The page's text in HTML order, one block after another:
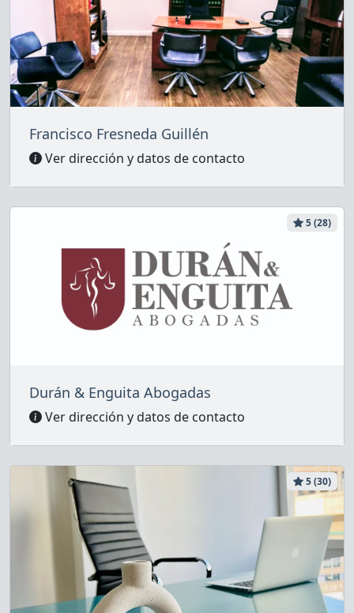
Francisco Fresneda Guillén
Ver dirección y datos de contacto
5 (28)
Durán & Enguita Abogadas
Ver dirección y datos de contacto
5 (30)